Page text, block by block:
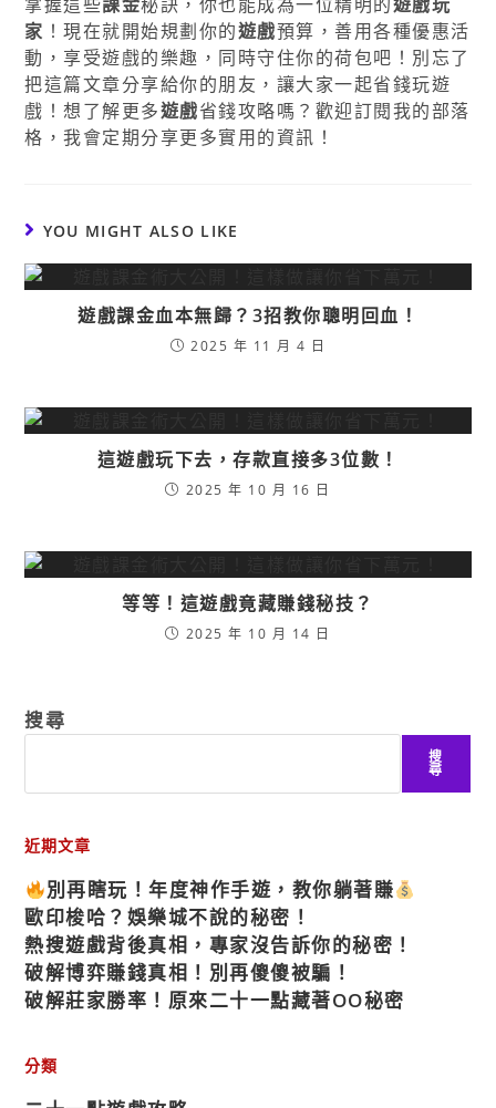
家 ！現在就開始規劃你的遊戲預算，善用各種優惠活
動，享受遊戲的樂趣，同時守住你的荷包吧！別忘了
把這篇文章分享給你的朋友，讓大家一起省錢玩遊
戲！想了解更多遊戲省錢攻略嗎？歡迎訂閱我的部落
格，我會定期分享更多實用的資訊！
YOU MIGHT ALSO LIKE
遊戲課金血本無歸？3招教你聰明回血！
2025 年 11 月 4 日
這遊戲玩下去，存款直接多3位數！
2025 年 10 月 16 日
等等！這遊戲竟藏賺錢秘技？
2025 年 10 月 14 日
搜尋
搜
尋
近期文章
別再瞎玩！年度神作手遊，教你躺著賺
歐印梭哈？娛樂城不說的秘密！
熱搜遊戲背後真相，專家沒告訴你的秘密！
破解博弈賺錢真相！別再傻傻被騙！
破解莊家勝率！原來二十一點藏著OO秘密
分類